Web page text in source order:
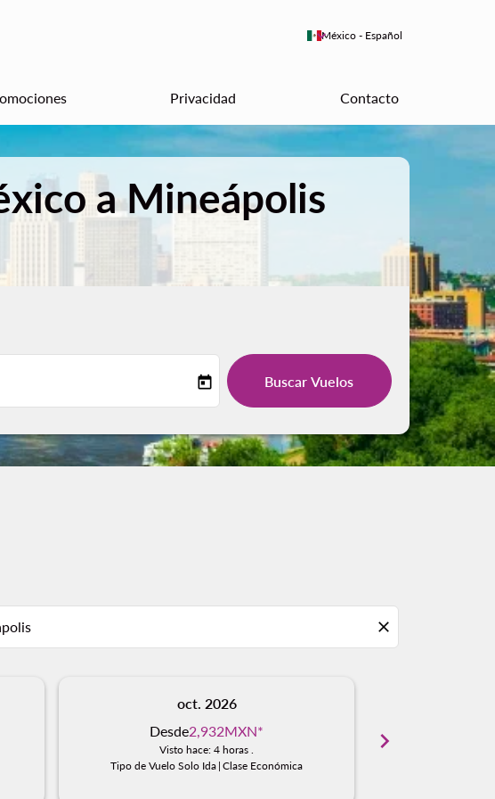
México - Español
keyboard_arrow_down
Privacidad Contacto
a Mineápolis
date-aria-label today Buscar Vuelos
close
oct. 2026
Desde2,932MXN*
Visto hace: 4 horas .
Tipo de Vuelo Solo Ida | Clase Económica
chevron_right